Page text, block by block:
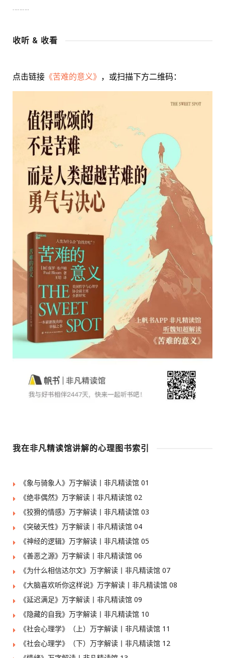
……….
收听 & 收看
点击链接 《苦难的意义》 ，或扫描下方二维码：
我在非凡精读馆讲解的心理图书索引
《象与骑象人》万字解读丨非凡精读馆 01
《绝非偶然》万字解读丨非凡精读馆 02
《狡猾的情感》万字解读丨非凡精读馆 03
《突破天性》万字解读丨非凡精读馆 04
《神经的逻辑》万字解读丨非凡精读馆 05
《善恶之源》万字解读丨非凡精读馆 06
《为什么相信达尔文》万字解读丨非凡精读馆 07
《大脑喜欢听你这样说》万字解读丨非凡精读馆 08
《延迟满足》万字解读丨非凡精读馆 09
《隐藏的自我》万字解读丨非凡精读馆 10
《社会心理学》（上）万字解读丨非凡精读馆 11
《社会心理学》（下）万字解读丨非凡精读馆 12